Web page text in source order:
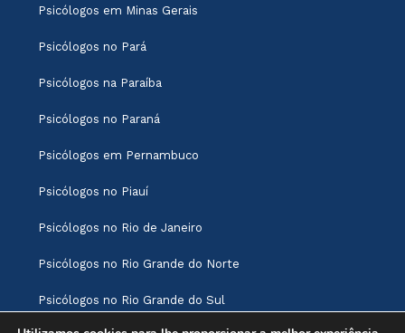
Psicólogos em Minas Gerais
Psicólogos no Pará
Psicólogos na Paraíba
Psicólogos no Paraná
Psicólogos em Pernambuco
Psicólogos no Piauí
Psicólogos no Rio de Janeiro
Psicólogos no Rio Grande do Norte
Psicólogos no Rio Grande do Sul